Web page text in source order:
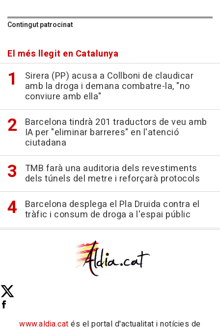
Contingut patrocinat
El més llegit en Catalunya
Sirera (PP) acusa a Collboni de claudicar
amb la droga i demana combatre-la, "no
conviure amb ella"
Barcelona tindrà 201 traductors de veu amb
IA per "eliminar barreres" en l'atenció
ciutadana
TMB farà una auditoria dels revestiments
dels túnels del metre i reforçarà protocols
Barcelona desplega el Pla Druida contra el
tràfic i consum de droga a l'espai públic
www.aldia.cat és el portal d'actualitat i notícies de